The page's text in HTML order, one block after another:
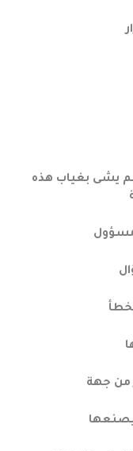
يشى بغياب هذه
من جهة